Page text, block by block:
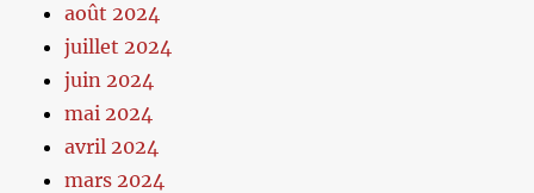
août 2024
juillet 2024
juin 2024
mai 2024
avril 2024
mars 2024